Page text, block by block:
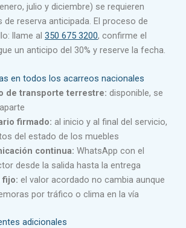
julio y diciembre) se requieren
de reserva anticipada. El proceso de
llame al 350 675 3200, confirme el
un anticipo del 30% y reserve la fecha.
en todos los acarreos nacionales
de transporte terrestre: disponible, se
firmado: al inicio y al final del servicio,
del estado de los muebles
continua: WhatsApp con el
desde la salida hasta la entrega
fijo: el valor acordado no cambia aunque
por tráfico o clima en la vía
adicionales